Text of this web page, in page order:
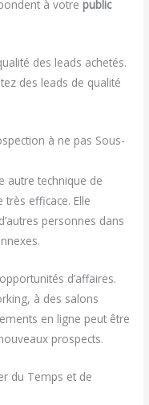
à votre public
des leads achetés.
des leads de qualité
à ne pas Sous-
autre technique de
efficace. Elle
personnes dans
d’affaires.
à des salons
en ligne peut être
prospects.
du Temps et de